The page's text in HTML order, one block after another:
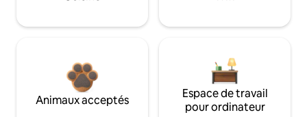
Animaux acceptés
Espace de travail
pour ordinateur